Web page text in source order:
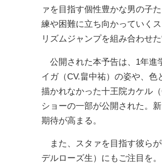
ァを目指す個性豊かな男の子
練や困難に立ち向かっていく
リズムジャンプを組み合わせ
公開された本予告は、1年進
イガ（CV.畠中祐）の姿や、
描かれなかった十王院カケル
ショーの一部が公開された。
期待が高まる。
また、スタァを目指す彼ら
デルローズ生）にもご注目を。